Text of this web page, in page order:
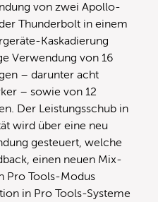
von zwei Apollo-
Thunderbolt in einem
Kaskadierung
Verwendung von 16
– darunter acht
– sowie von 12
Der Leistungsschub in
wird über eine neu
gesteuert, welche
einen neuen Mix-
Pro Tools-Modus
in Pro Tools-Systeme